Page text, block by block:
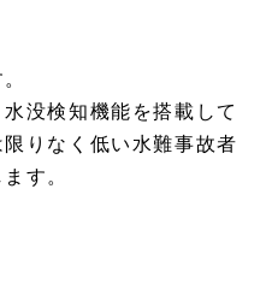
没検知機能を搭載して
りなく低い水難事故者
す。